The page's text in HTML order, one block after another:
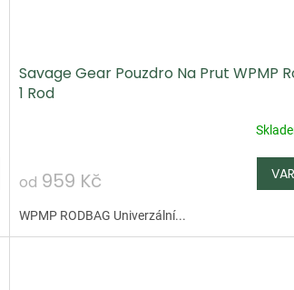
Savage Gear Pouzdro Na Prut WPMP
1 Rod
od 959 Kč
WPMP RODBAG Univerzální...